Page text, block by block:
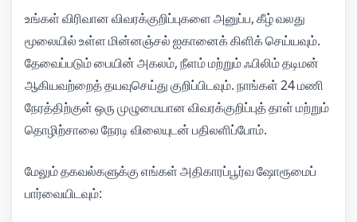
உங்கள் விரிவான விவரக்குறிப்புகளை அனுப்ப, கீழ் வலது
மூலையில் உள்ள மின்னஞ்சல் ஐகானைக் கிளிக் செய்யவும்.
தேவைப்படும் பையின் அகலம், நீளம் மற்றும் ஃபிலிம் தடிமன்
ஆகியவற்றைத் தயவுசெய்து குறிப்பிடவும். நாங்கள் 24 மணி
நேரத்திற்குள் ஒரு முழுமையான விவரக்குறிப்புத் தாள் மற்றும்
தொழிற்சாலை நேரடி விலையுடன் பதிலளிப்போம்.
மேலும் தகவல்களுக்கு எங்கள் அதிகாரப்பூர்வ ஷோரூமைப்
பார்வையிடவும்: